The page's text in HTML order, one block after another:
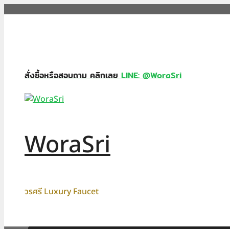
สั่งซื้อหรือสอบถาม คลิกเลยLINE: @WoraSri
WoraSri
วรศรี Luxury Faucet